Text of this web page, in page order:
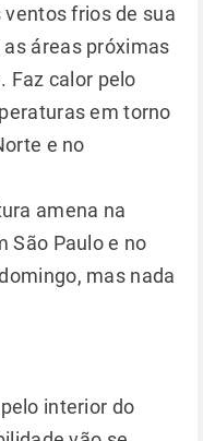
ventos frios de sua
áreas próximas
Faz calor pelo
em torno
e no
amena na
São Paulo e no
mas nada
interior do